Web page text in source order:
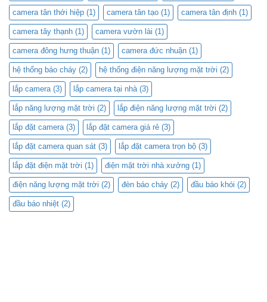
camera tân thới hiệp (1) camera tân tạo (1) camera tân định (1)
camera tây thạnh (1) camera vườn lài (1)
camera đông hưng thuận (1) camera đức nhuận (1)
hệ thống báo cháy (2) hệ thống điện năng lượng mặt trời (2)
lắp camera (3) lắp camera tại nhà (3)
lắp năng lượng mặt trời (2) lắp điện năng lượng mặt trời (2)
lắp đặt camera (3) lắp đặt camera giá rẻ (3)
lắp đặt camera quan sát (3) lắp đặt camera trọn bộ (3)
lắp đặt điện mặt trời (1) điện mặt trời nhà xưởng (1)
điện năng lượng mặt trời (2) đèn báo cháy (2) đầu báo khói (2)
đầu báo nhiệt (2)